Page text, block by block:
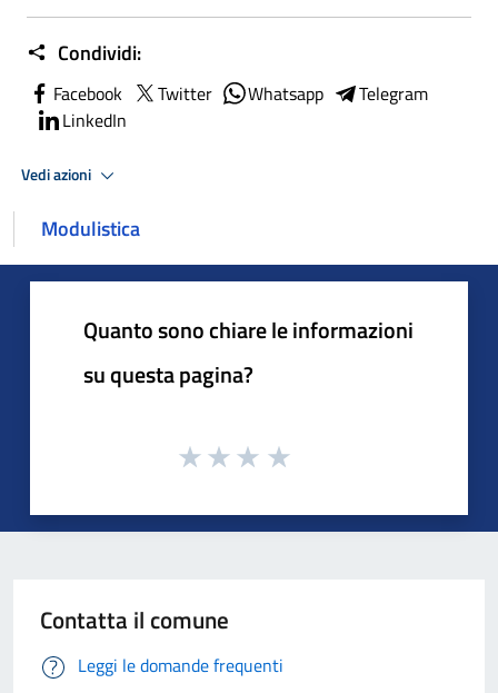
Condividi:
Facebook Twitter Whatsapp
Telegram
LinkedIn
Vedi azioni
Modulistica
Quanto sono chiare le informazioni
su questa pagina?
Contatta il comune
Leggi le domande frequenti